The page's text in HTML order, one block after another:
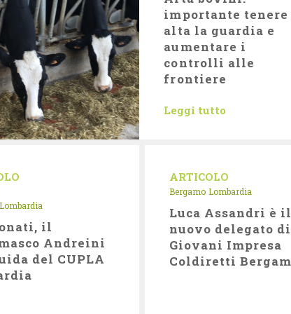
importante tenere
alta la guardia e
aumentare i
controlli alle
frontiere
Leggi tutto
Lombardia
il
Andreini
del CUPLA
ARTICOLO
Bergamo Lombardia
Luca Assandri è il
nuovo delegato di
Giovani Impresa
Coldiretti